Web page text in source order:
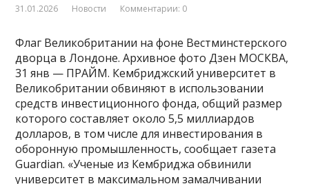
31.01.2026 Новости Комментарии: 0
Флаг Великобритании на фоне Вестминстерского
дворца в Лондоне. Архивное фото Дзен МОСКВА,
31 янв — ПРАЙМ. Кембриджский университет в
Великобритании обвиняют в использовании
средств инвестиционного фонда, общий размер
которого составляет около 5,5 миллиардов
долларов, в том числе для инвестирования в
оборонную промышленность, сообщает газета
Guardian. «Ученые из Кембриджа обвинили
университет в максимальном замалчивании